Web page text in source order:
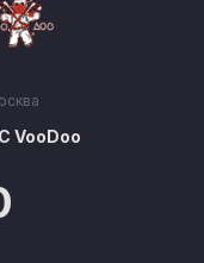
VooDoo